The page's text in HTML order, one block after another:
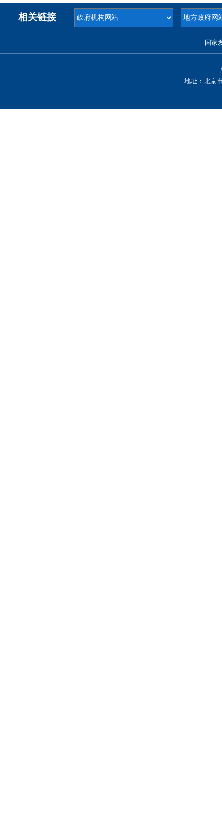
相关链接
国家
地址：北京